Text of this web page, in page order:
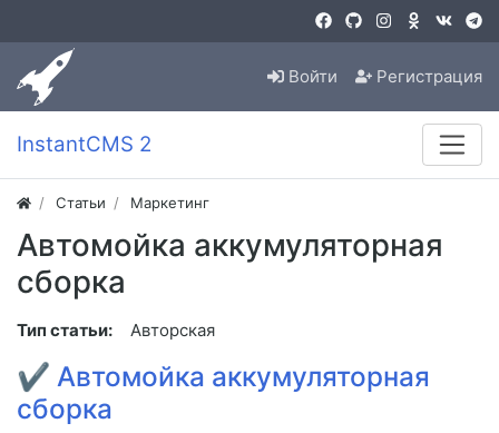
Войти Регистрация
InstantCMS 2
Статьи Маркетинг
Автомойка аккумуляторная
сборка
Тип статьи: Авторская
✔ Автомойка аккумуляторная
сборка